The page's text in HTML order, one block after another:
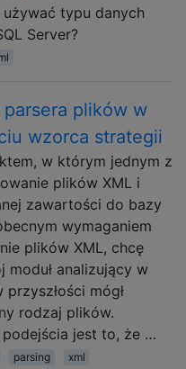
typu danych
Server?
plików w
wzorca strategii
w którym jednym z
plików XML i
zawartości do bazy
wymaganiem
plików XML, chcę
moduł analizujący w
mógł
rodzaj plików.
jest to, że …
parsing xml